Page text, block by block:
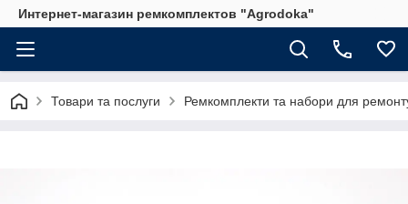
Интернет-магазин ремкомплектов "Agrodoka"
Товари та послуги Ремкомплекти та набори для